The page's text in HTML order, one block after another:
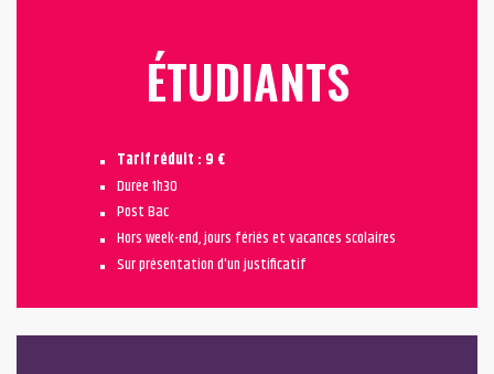
ÉTUDIANTS
Tarif réduit : 9 €
Durée 1h30
Post Bac
Hors week-end, jours fériés et vacances scolaires
Sur présentation d'un justificatif